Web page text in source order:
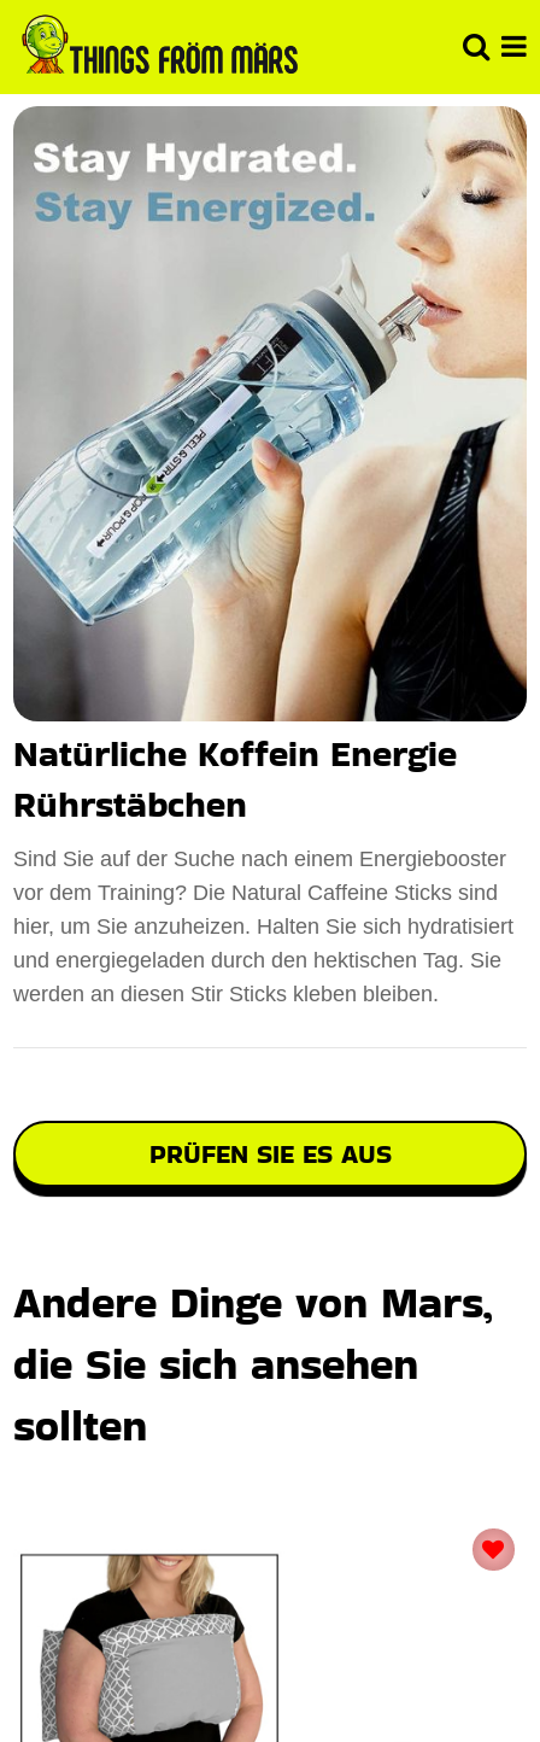
Natürliche Koffein Energie
Rührstäbchen
Sind Sie auf der Suche nach einem Energiebooster
vor dem Training? Die Natural Caffeine Sticks sind
hier, um Sie anzuheizen. Halten Sie sich hydratisiert
und energiegeladen durch den hektischen Tag. Sie
werden an diesen Stir Sticks kleben bleiben.
PRÜFEN SIE ES AUS
Andere Dinge von Mars,
die Sie sich ansehen
sollten